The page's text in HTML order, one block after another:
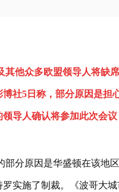
他众多欧盟领导人将缺
社5日称，部分原因是担
导人确认将参加此次会
分原因是华盛顿在该地
实施了制裁。《波哥大